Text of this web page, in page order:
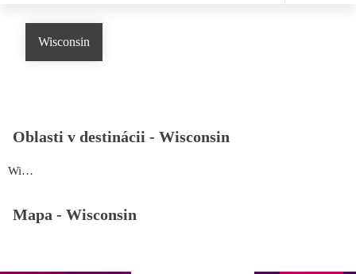
Wisconsin
Oblasti v destinácii - Wisconsin
Wisconsin
Mapa - Wisconsin